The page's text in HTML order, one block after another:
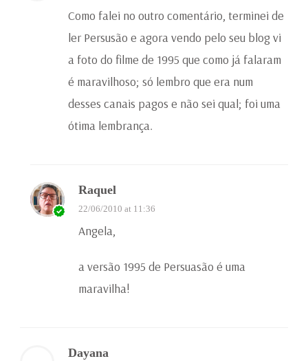
Como falei no outro comentário, terminei de
ler Persusão e agora vendo pelo seu blog vi
a foto do filme de 1995 que como já falaram
é maravilhoso; só lembro que era num
desses canais pagos e não sei qual; foi uma
ótima lembrança.
Raquel
22/06/2010 at 11:36
Angela,
a versão 1995 de Persuasão é uma
maravilha!
Dayana